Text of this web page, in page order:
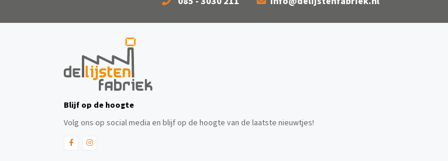
Blijf op de hoogte
Volg ons op social media en blijf op de hoogte van de laatste nieuwtjes!